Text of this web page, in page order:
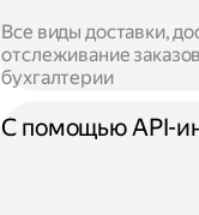
Все виды доставки,
отслеживание
бухгалтерии
С помощью API-